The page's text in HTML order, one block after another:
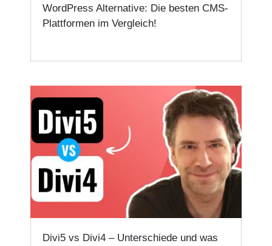
WordPress Alternative: Die besten CMS-
Plattformen im Vergleich!
Divi5 vs Divi4 – Unterschiede und was